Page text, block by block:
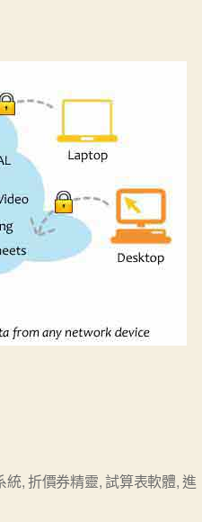
統,折價券精靈,試算表軟體,進